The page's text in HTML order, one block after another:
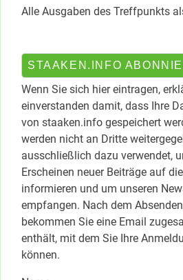
Alle Ausgaben des Treffpunkts
STAAKEN.INFO
Wenn Sie sich hier eintragen,
einverstanden damit, dass Ihre
von staaken.info gespeichert
werden nicht an Dritte
ausschließlich dazu verwendet,
Erscheinen neuer Beiträge auf
informieren und um unseren
empfangen. Nach dem
bekommen Sie eine Email
enthält, mit dem Sie Ihre
können.